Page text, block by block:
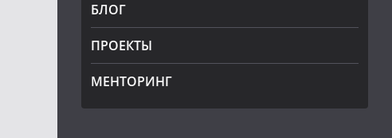
БЛОГ
ПРОЕКТЫ
МЕНТОРИНГ